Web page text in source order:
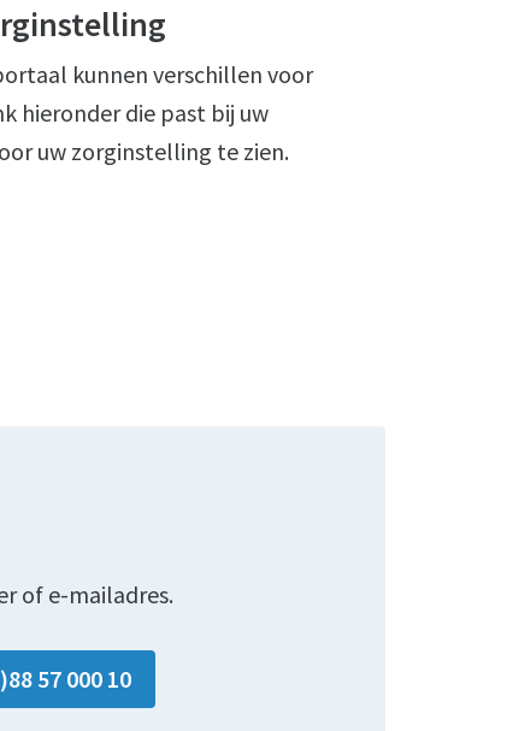
kunnen verschillen voor
hieronder die past bij uw
uw zorginstelling te zien.
of e-mailadres.
57 000 10